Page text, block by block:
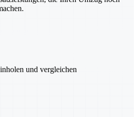
und vergleichen